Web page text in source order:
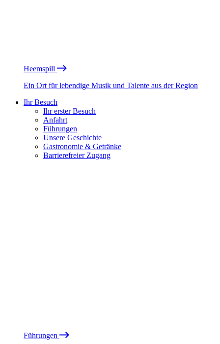
Heemspill
Ein Ort für lebendige Musik und Talente aus der Region
Ihr Besuch
Ihr erster Besuch
Anfahrt
Führungen
Unsere Geschichte
Gastronomie & Getränke
Barrierefreier Zugang
Führungen